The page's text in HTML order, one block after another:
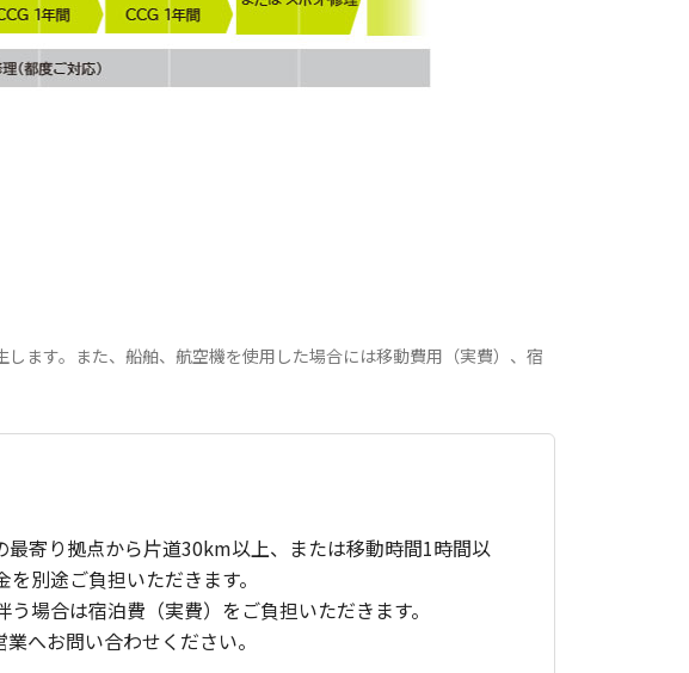
ます。また、船舶、航空機を使用した場合には移動費用（実費）、宿
寄り拠点から片道30km以上、または移動時間1時間以
別途ご負担いただきます。
場合は宿泊費（実費）をご負担いただきます。
へお問い合わせください。